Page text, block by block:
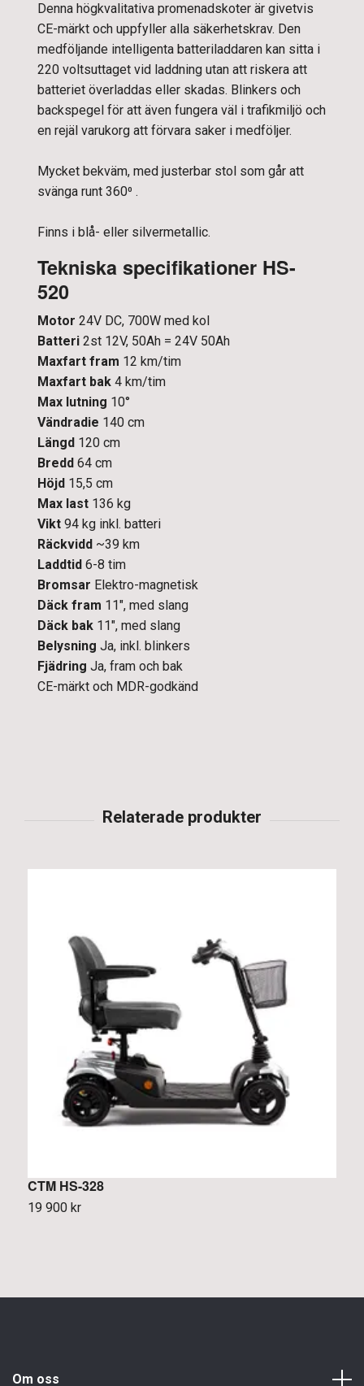
Denna högkvalitativa promenadskoter är givetvis
CE-märkt och uppfyller alla säkerhetskrav. Den
medföljande intelligenta batteriladdaren kan sitta i
220 voltsuttaget vid laddning utan att riskera att
batteriet överladdas eller skadas. Blinkers och
backspegel för att även fungera väl i trafikmiljö och
en rejäl varukorg att förvara saker i medföljer.
Mycket bekväm, med justerbar stol som går att
svänga runt 360⁰ .
Finns i blå- eller silvermetallic.
Tekniska specifikationer HS-
520
Motor 24V DC, 700W med kol
Batteri 2st 12V, 50Ah = 24V 50Ah
Maxfart fram 12 km/tim
Maxfart bak 4 km/tim
Max lutning 10°
Vändradie 140 cm
Längd 120 cm
Bredd 64 cm
Höjd 15,5 cm
Max last 136 kg
Vikt 94 kg inkl. batteri
Räckvidd ~39 km
Laddtid 6-8 tim
Bromsar Elektro-magnetisk
Däck fram 11″, med slang
Däck bak 11″, med slang
Belysning Ja, inkl. blinkers
Fjädring Ja, fram och bak
CE-märkt och MDR-godkänd
CTM HS-328
19 900 kr
Om oss